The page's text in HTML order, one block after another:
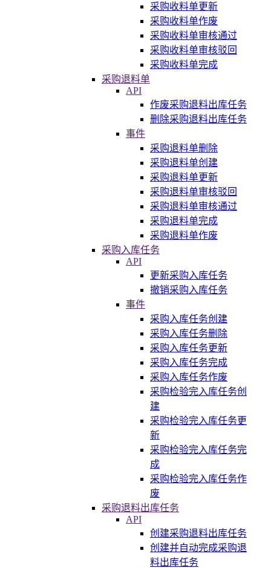
采购收料单更新
采购收料单作废
采购收料单审核通过
采购收料单审核驳回
采购收料单完成
采购退料单
API
作废采购退料出库任务
删除采购退料出库任务
事件
采购退料单删除
采购退料单创建
采购退料单更新
采购退料单审核驳回
采购退料单审核通过
采购退料单完成
采购退料单作废
采购入库任务
API
更新采购入库任务
撤销采购入库任务
事件
采购入库任务创建
采购入库任务删除
采购入库任务更新
采购入库任务完成
采购入库任务作废
采购检验完入库任务创
建
采购检验完入库任务更
新
采购检验完入库任务完
成
采购检验完入库任务作
废
采购退料出库任务
API
创建采购退料出库任务
创建并自动完成采购退
料出库任务